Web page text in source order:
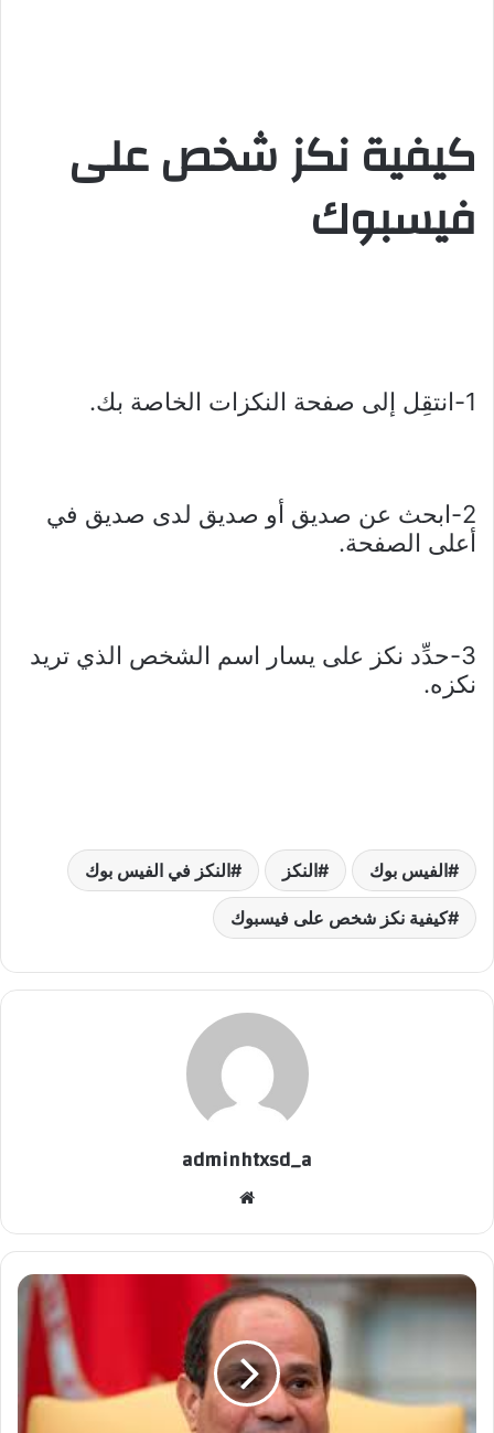
كيفية نكز شخص على
فيسبوك
1-انتقِل إلى صفحة النكزات الخاصة بك.
2-ابحث عن صديق أو صديق لدى صديق في
أعلى الصفحة.
3-حدِّد نكز على يسار اسم الشخص الذي تريد
نكزه.
الفيس بوك النكز النكز في الفيس بوك
كيفية نكز شخص على فيسبوك
adminhtxsd_a
تعليق
الرئيس
رأس
الحكمة